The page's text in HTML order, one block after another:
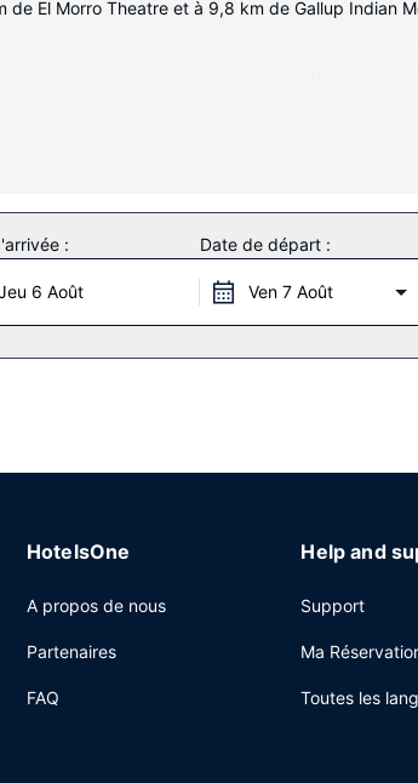
de El Morro Theatre et à 9,8 km de Gallup Indian
assuré par des chaînes par satellite. Les salles
à vélo.
tous les jours de 06 h 00 à 09 h 00.
:
6 Août
Date de départ :
Ven 7 Août
HotelsOne
A propos de nous
Partenaires
FAQ
Help and
Support
Ma
Toutes les